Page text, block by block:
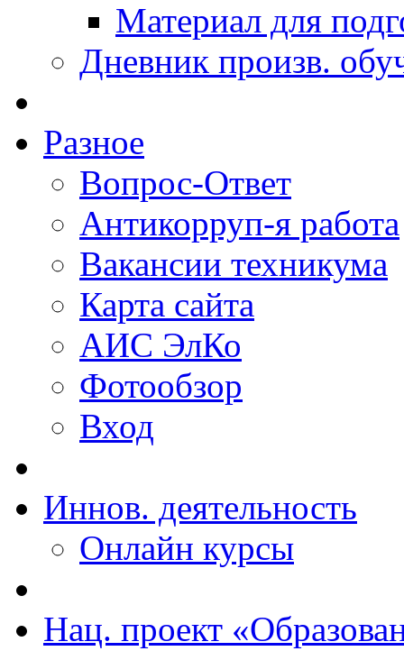
Материал для
Дневник произв.
Разное
Вопрос-Ответ
Антикорруп-я работа
Вакансии техникума
Карта сайта
АИС ЭлКо
Фотообзор
Вход
Иннов. деятельность
Онлайн курсы
Нац. проект